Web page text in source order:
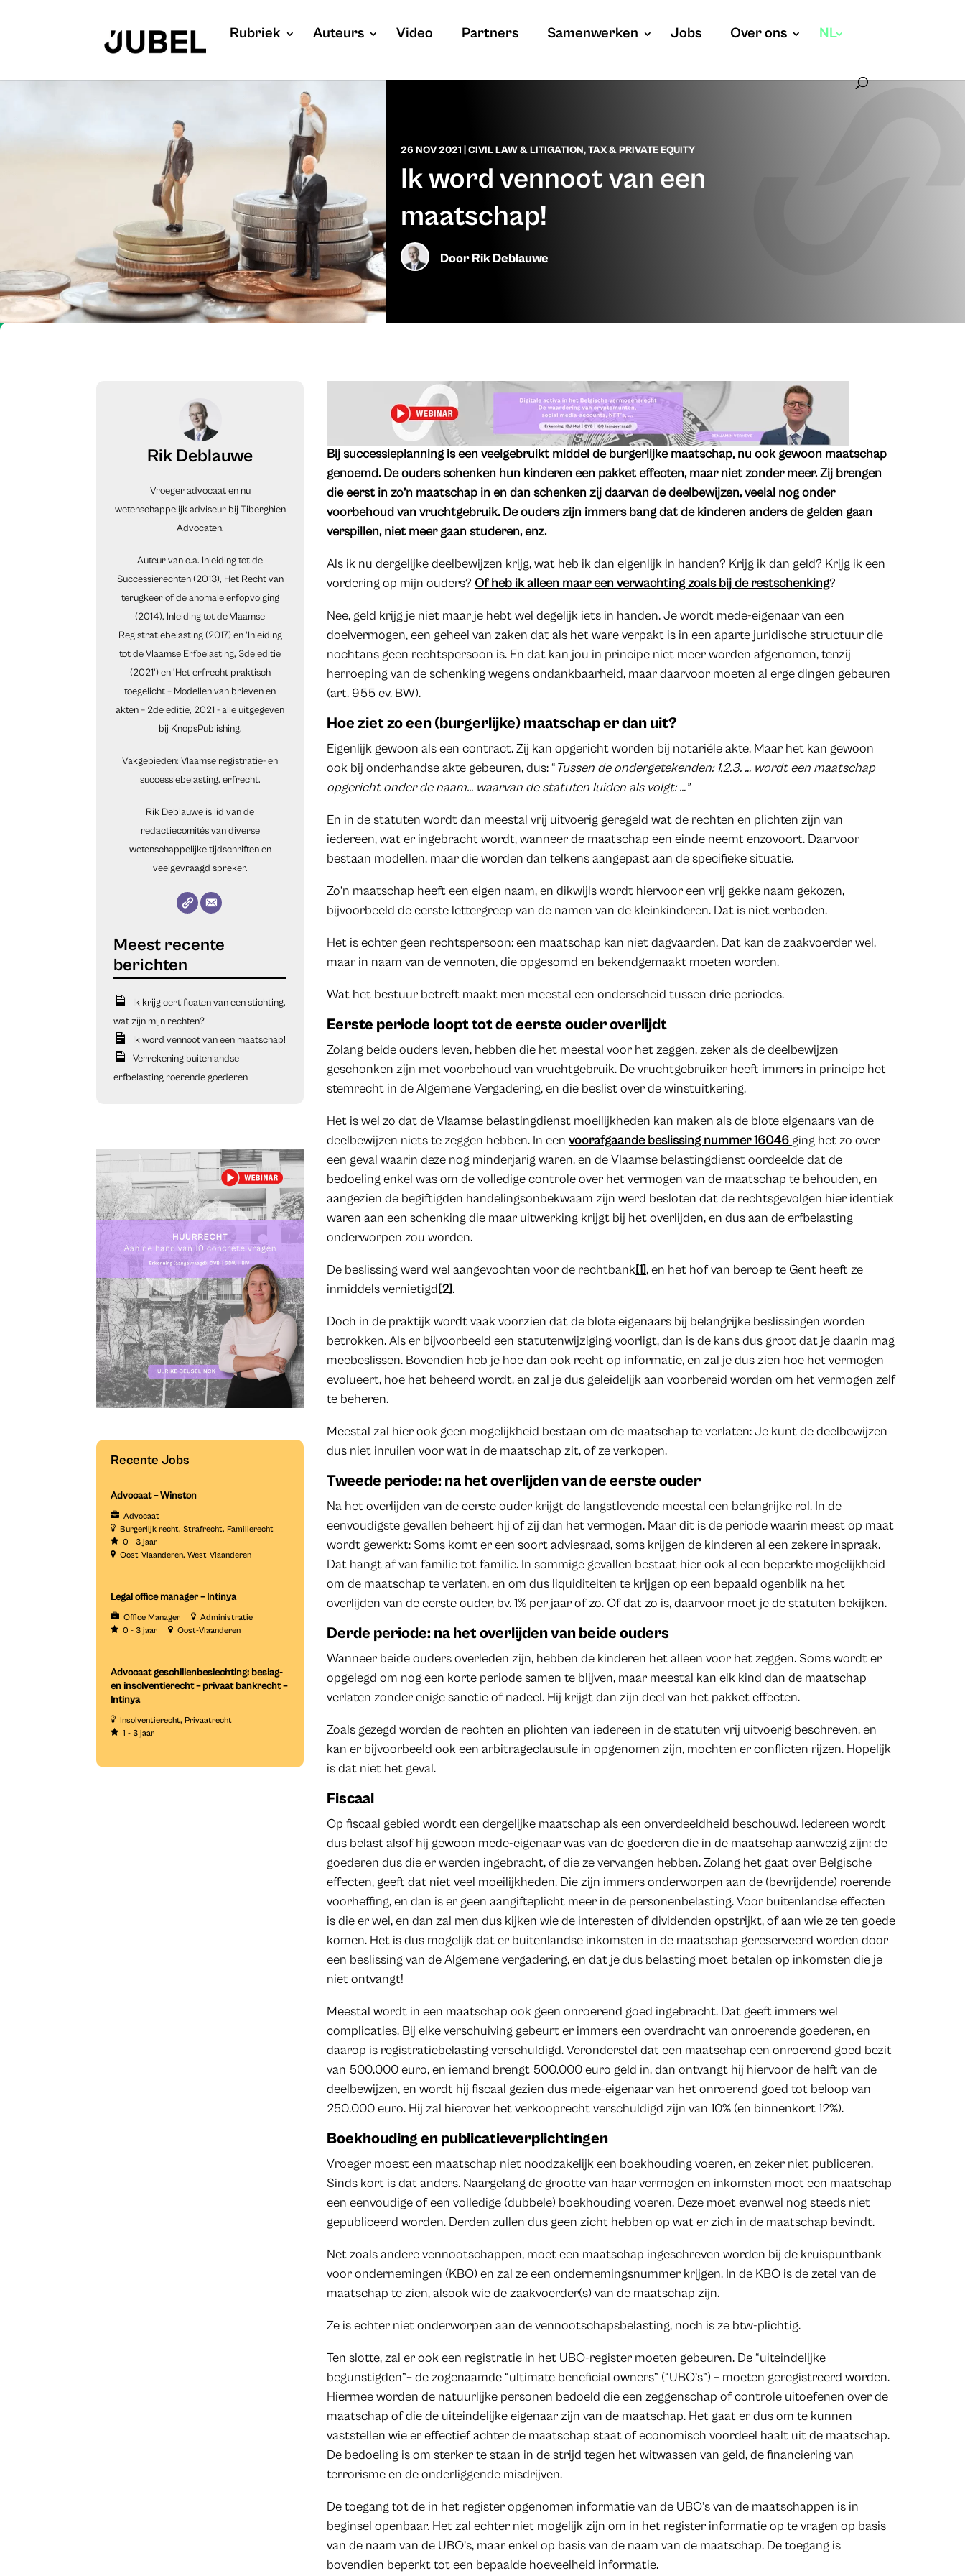
Rubriek Auteurs Video Partners Samenwerken Jobs Over ons NL
26 NOV 2021 CIVIL LAW & LITIGATION,TAX & PRIVATE EQUITY
Ik word vennoot van een
maatschap!
DoorRik Deblauwe
Rik Deblauwe
Vroeger advocaat en nu
wetenschappelijk adviseur bij Tiberghien
Advocaten.
Auteur van o.a. Inleiding tot de
Successierechten (2013), Het Recht van
terugkeer of de anomale erfopvolging
(2014), Inleiding tot de Vlaamse
Registratiebelasting (2017) en 'Inleiding
tot de Vlaamse Erfbelasting, 3de editie
(2021') en 'Het erfrecht praktisch
toegelicht – Modellen van brieven en
akten – 2de editie, 2021 - alle uitgegeven
bij KnopsPublishing.
Vakgebieden: Vlaamse registratie- en
successiebelasting, erfrecht.
Rik Deblauwe is lid van de
redactiecomités van diverse
wetenschappelijke tijdschriften en
veelgevraagd spreker.
Ik krijg certificaten van een stichting,
wat zijn mijn rechten?
Ik word vennoot van een maatschap!
Verrekening buitenlandse
erfbelasting roerende goederen
Recente Jobs
Advocaat – Winston
Advocaat
Burgerlijk recht Strafrecht Familierecht
0 - 3 jaar
Oost-Vlaanderen West-Vlaanderen
Legal office manager – Intinya
Office Manager
Administratie
0 - 3 jaar
Oost-Vlaanderen
Advocaat geschillenbeslechting: beslag-
en insolventierecht – privaat bankrecht –
Intinya
Insolventierecht Privaatrecht
1 - 3 jaar
Bij successieplanning is een veelgebruikt middel de burgerlijke maatschap, nu ook gewoon maatschap
genoemd. De ouders schenken hun kinderen een pakket effecten, maar niet zonder meer. Zij brengen
die eerst in zo’n maatschap in en dan schenken zij daarvan de deelbewijzen, veelal nog onder
voorbehoud van vruchtgebruik. De ouders zijn immers bang dat de kinderen anders de gelden gaan
verspillen, niet meer gaan studeren, enz.
Als ik nu dergelijke deelbewijzen krijg, wat heb ik dan eigenlijk in handen? Krijg ik dan geld? Krijg ik een
vordering op mijn ouders? Of heb ik alleen maar een verwachting zoals bij de restschenking?
Nee, geld krijg je niet maar je hebt wel degelijk iets in handen. Je wordt mede-eigenaar van een
doelvermogen, een geheel van zaken dat als het ware verpakt is in een aparte juridische structuur die
nochtans geen rechtspersoon is. En dat kan jou in principe niet meer worden afgenomen, tenzij
herroeping van de schenking wegens ondankbaarheid, maar daarvoor moeten al erge dingen gebeuren
(art. 955 ev. BW).
Hoe ziet zo een (burgerlijke) maatschap er dan uit?
Eigenlijk gewoon als een contract. Zij kan opgericht worden bij notariële akte, Maar het kan gewoon
ook bij onderhandse akte gebeuren, dus: “Tussen de ondergetekenden: 1.2.3. … wordt een maatschap
opgericht onder de naam… waarvan de statuten luiden als volgt: …”
En in de statuten wordt dan meestal vrij uitvoerig geregeld wat de rechten en plichten zijn van
iedereen, wat er ingebracht wordt, wanneer de maatschap een einde neemt enzovoort. Daarvoor
bestaan modellen, maar die worden dan telkens aangepast aan de specifieke situatie.
Zo’n maatschap heeft een eigen naam, en dikwijls wordt hiervoor een vrij gekke naam gekozen,
bijvoorbeeld de eerste lettergreep van de namen van de kleinkinderen. Dat is niet verboden.
Het is echter geen rechtspersoon: een maatschap kan niet dagvaarden. Dat kan de zaakvoerder wel,
maar in naam van de vennoten, die opgesomd en bekendgemaakt moeten worden.
Wat het bestuur betreft maakt men meestal een onderscheid tussen drie periodes.
Eerste periode loopt tot de eerste ouder overlijdt
Zolang beide ouders leven, hebben die het meestal voor het zeggen, zeker als de deelbewijzen
geschonken zijn met voorbehoud van vruchtgebruik. De vruchtgebruiker heeft immers in principe het
stemrecht in de Algemene Vergadering, en die beslist over de winstuitkering.
Het is wel zo dat de Vlaamse belastingdienst moeilijkheden kan maken als de blote eigenaars van de
deelbewijzen niets te zeggen hebben. In een voorafgaande beslissing nummer 16046 ging het zo over
een geval waarin deze nog minderjarig waren, en de Vlaamse belastingdienst oordeelde dat de
bedoeling enkel was om de volledige controle over het vermogen van de maatschap te behouden, en
aangezien de begiftigden handelingsonbekwaam zijn werd besloten dat de rechtsgevolgen hier identiek
waren aan een schenking die maar uitwerking krijgt bij het overlijden, en dus aan de erfbelasting
onderworpen zou worden.
De beslissing werd wel aangevochten voor de rechtbank[1], en het hof van beroep te Gent heeft ze
inmiddels vernietigd[2].
Doch in de praktijk wordt vaak voorzien dat de blote eigenaars bij belangrijke beslissingen worden
betrokken. Als er bijvoorbeeld een statutenwijziging voorligt, dan is de kans dus groot dat je daarin mag
meebeslissen. Bovendien heb je hoe dan ook recht op informatie, en zal je dus zien hoe het vermogen
evolueert, hoe het beheerd wordt, en zal je dus geleidelijk aan voorbereid worden om het vermogen zelf
te beheren.
Meestal zal hier ook geen mogelijkheid bestaan om de maatschap te verlaten: Je kunt de deelbewijzen
dus niet inruilen voor wat in de maatschap zit, of ze verkopen.
Tweede periode: na het overlijden van de eerste ouder
Na het overlijden van de eerste ouder krijgt de langstlevende meestal een belangrijke rol. In de
eenvoudigste gevallen beheert hij of zij dan het vermogen. Maar dit is de periode waarin meest op maat
wordt gewerkt: Soms komt er een soort adviesraad, soms krijgen de kinderen al een zekere inspraak.
Dat hangt af van familie tot familie. In sommige gevallen bestaat hier ook al een beperkte mogelijkheid
om de maatschap te verlaten, en om dus liquiditeiten te krijgen op een bepaald ogenblik na het
overlijden van de eerste ouder, bv. 1% per jaar of zo. Of dat zo is, daarvoor moet je de statuten bekijken.
Derde periode: na het overlijden van beide ouders
Wanneer beide ouders overleden zijn, hebben de kinderen het alleen voor het zeggen. Soms wordt er
opgelegd om nog een korte periode samen te blijven, maar meestal kan elk kind dan de maatschap
verlaten zonder enige sanctie of nadeel. Hij krijgt dan zijn deel van het pakket effecten.
Zoals gezegd worden de rechten en plichten van iedereen in de statuten vrij uitvoerig beschreven, en
kan er bijvoorbeeld ook een arbitrageclausule in opgenomen zijn, mochten er conflicten rijzen. Hopelijk
is dat niet het geval.
Fiscaal
Op fiscaal gebied wordt een dergelijke maatschap als een onverdeeldheid beschouwd. Iedereen wordt
dus belast alsof hij gewoon mede-eigenaar was van de goederen die in de maatschap aanwezig zijn: de
goederen dus die er werden ingebracht, of die ze vervangen hebben. Zolang het gaat over Belgische
effecten, geeft dat niet veel moeilijkheden. Die zijn immers onderworpen aan de (bevrijdende) roerende
voorheffing, en dan is er geen aangifteplicht meer in de personenbelasting. Voor buitenlandse effecten
is die er wel, en dan zal men dus kijken wie de interesten of dividenden opstrijkt, of aan wie ze ten goede
komen. Het is dus mogelijk dat er buitenlandse inkomsten in de maatschap gereserveerd worden door
een beslissing van de Algemene vergadering, en dat je dus belasting moet betalen op inkomsten die je
niet ontvangt!
Meestal wordt in een maatschap ook geen onroerend goed ingebracht. Dat geeft immers wel
complicaties. Bij elke verschuiving gebeurt er immers een overdracht van onroerende goederen, en
daarop is registratiebelasting verschuldigd. Veronderstel dat een maatschap een onroerend goed bezit
van 500.000 euro, en iemand brengt 500.000 euro geld in, dan ontvangt hij hiervoor de helft van de
deelbewijzen, en wordt hij fiscaal gezien dus mede-eigenaar van het onroerend goed tot beloop van
250.000 euro. Hij zal hierover het verkooprecht verschuldigd zijn van 10% (en binnenkort 12%).
Boekhouding en publicatieverplichtingen
Vroeger moest een maatschap niet noodzakelijk een boekhouding voeren, en zeker niet publiceren.
Sinds kort is dat anders. Naargelang de grootte van haar vermogen en inkomsten moet een maatschap
een eenvoudige of een volledige (dubbele) boekhouding voeren. Deze moet evenwel nog steeds niet
gepubliceerd worden. Derden zullen dus geen zicht hebben op wat er zich in de maatschap bevindt.
Net zoals andere vennootschappen, moet een maatschap ingeschreven worden bij de kruispuntbank
voor ondernemingen (KBO) en zal ze een ondernemingsnummer krijgen. In de KBO is de zetel van de
maatschap te zien, alsook wie de zaakvoerder(s) van de maatschap zijn.
Ze is echter niet onderworpen aan de vennootschapsbelasting, noch is ze btw-plichtig.
Ten slotte, zal er ook een registratie in het UBO-register moeten gebeuren. De “uiteindelijke
begunstigden”– de zogenaamde “ultimate beneficial owners” (“UBO’s”) – moeten geregistreerd worden.
Hiermee worden de natuurlijke personen bedoeld die een zeggenschap of controle uitoefenen over de
maatschap of die de uiteindelijke eigenaar zijn van de maatschap. Het gaat er dus om te kunnen
vaststellen wie er effectief achter de maatschap staat of economisch voordeel haalt uit de maatschap.
De bedoeling is om sterker te staan in de strijd tegen het witwassen van geld, de financiering van
terrorisme en de onderliggende misdrijven.
De toegang tot de in het register opgenomen informatie van de UBO’s van de maatschappen is in
beginsel openbaar. Het zal echter niet mogelijk zijn om in het register informatie op te vragen op basis
van de naam van de UBO’s, maar enkel op basis van de naam van de maatschap. De toegang is
bovendien beperkt tot een bepaalde hoeveelheid informatie.